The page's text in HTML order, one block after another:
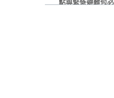
點與緊急避難包